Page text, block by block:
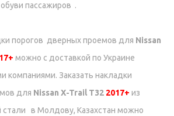
пассажиров .
порогов дверных проемов для Nissan
можно с доставкой по Украине
компаниями. Заказать накладки
для Nissan X-Trail T32 2017+ из
в Молдову, Казахстан можно